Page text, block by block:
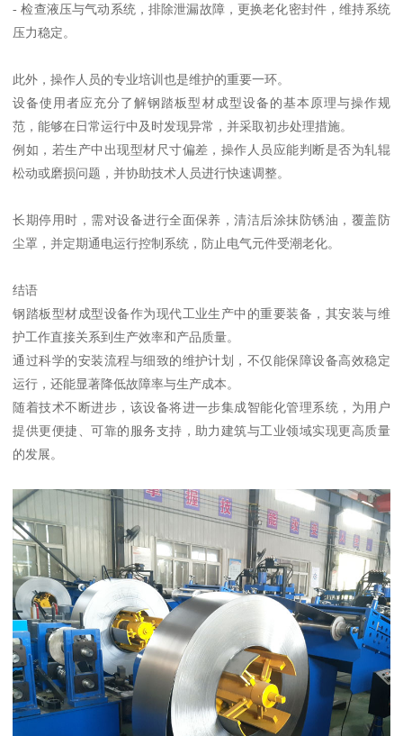
- 检查液压与气动系统，排除泄漏故障，更换老化密封件，维持系统
压力稳定。
此外，操作人员的专业培训也是维护的重要一环。
设备使用者应充分了解钢踏板型材成型设备的基本原理与操作规
范，能够在日常运行中及时发现异常，并采取初步处理措施。
例如，若生产中出现型材尺寸偏差，操作人员应能判断是否为轧辊
松动或磨损问题，并协助技术人员进行快速调整。
长期停用时，需对设备进行全面保养，清洁后涂抹防锈油，覆盖防
尘罩，并定期通电运行控制系统，防止电气元件受潮老化。
结语
钢踏板型材成型设备作为现代工业生产中的重要装备，其安装与维
护工作直接关系到生产效率和产品质量。
通过科学的安装流程与细致的维护计划，不仅能保障设备高效稳定
运行，还能显著降低故障率与生产成本。
随着技术不断进步，该设备将进一步集成智能化管理系统，为用户
提供更便捷、可靠的服务支持，助力建筑与工业领域实现更高质量
的发展。